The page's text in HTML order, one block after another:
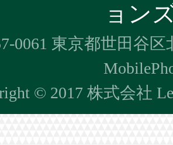
ョン
0061 東京都世田谷
© 2017 株式会社